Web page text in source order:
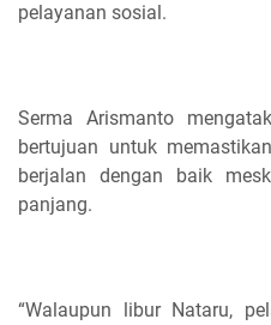
pelayanan sosial.
Serma Arismanto
bertujuan untuk
berjalan dengan baik
panjang.
“Walaupun libur Nataru,